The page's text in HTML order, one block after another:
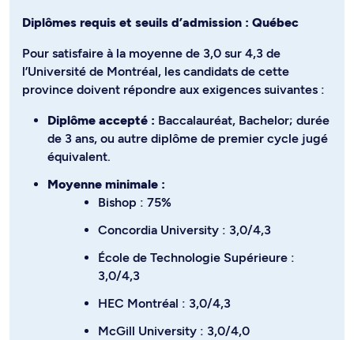
Diplômes requis et seuils d’admission : Québec
Pour satisfaire à la moyenne de 3,0 sur 4,3 de
l’Université de Montréal, les candidats de cette
province doivent répondre aux exigences suivantes :
Diplôme accepté : Baccalauréat, Bachelor; durée
de 3 ans, ou autre diplôme de premier cycle jugé
équivalent.
Moyenne minimale :
Bishop : 75%
Concordia University : 3,0/4,3
École de Technologie Supérieure :
3,0/4,3
HEC Montréal : 3,0/4,3
McGill University : 3,0/4,0